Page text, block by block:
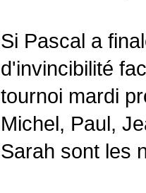
Si Pascal a
d'invincibilité
tournoi mardi
Michel, Paul,
Sarah sont les